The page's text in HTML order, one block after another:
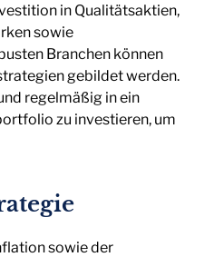
in Qualitätsaktien,
sowie
Branchen können
gebildet werden.
regelmäßig in ein
zu investieren, um
sowie der